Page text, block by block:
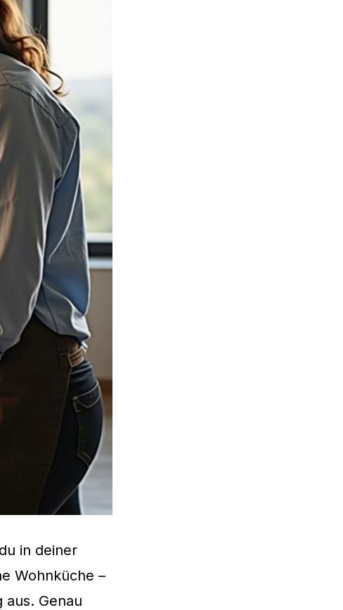
in deiner
Wohnküche –
Genau